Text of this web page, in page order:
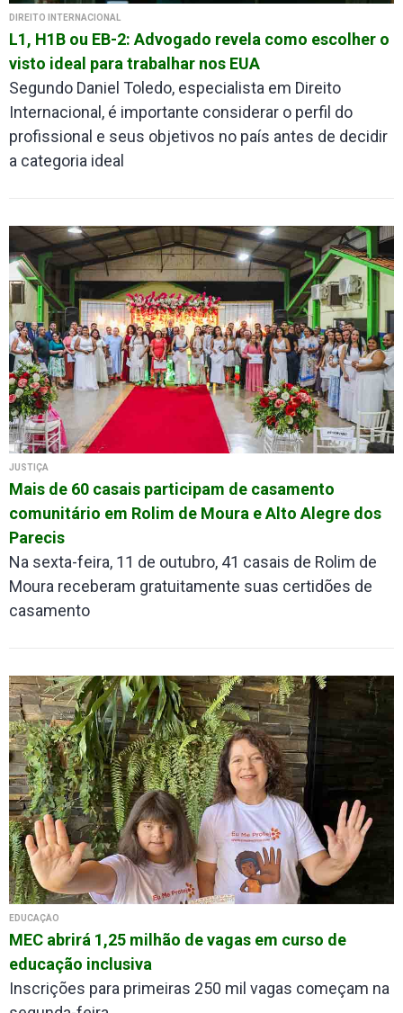
DIREITO INTERNACIONAL
L1, H1B ou EB-2: Advogado revela como escolher o
visto ideal para trabalhar nos EUA
Segundo Daniel Toledo, especialista em Direito
Internacional, é importante considerar o perfil do
profissional e seus objetivos no país antes de decidir
a categoria ideal
JUSTIÇA
Mais de 60 casais participam de casamento
comunitário em Rolim de Moura e Alto Alegre dos
Parecis
Na sexta-feira, 11 de outubro, 41 casais de Rolim de
Moura receberam gratuitamente suas certidões de
casamento
EDUCAÇÃO
MEC abrirá 1,25 milhão de vagas em curso de
educação inclusiva
Inscrições para primeiras 250 mil vagas começam na